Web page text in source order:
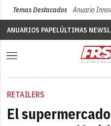
Temas Destacados Anuario
ANUARIOS PAPELÚLTIMAS
RETAILERS
El